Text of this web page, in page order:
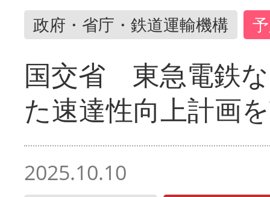
政府・省庁・鉄道運輸機構
国交省 東急電鉄
た速達性向上計画
2025.10.10